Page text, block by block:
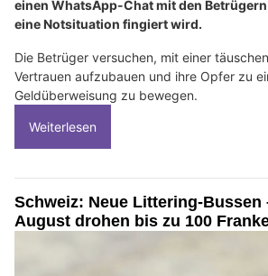
einen WhatsApp-Chat mit den
eine Notsituation fingiert wird.
Die Betrüger versuchen, mit einer
Vertrauen aufzubauen und ihre Opfer zu
Geldüberweisung zu bewegen.
Weiterlesen
Schweiz: Neue Littering-Bussen
August drohen bis zu 100